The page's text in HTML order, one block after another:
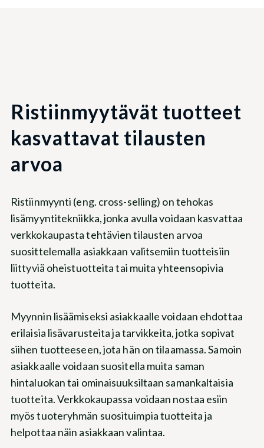
Ristiinmyytävät tuotteet
kasvattavat tilausten
arvoa
Ristiinmyynti (eng. cross-selling) on tehokas
lisämyyntitekniikka, jonka avulla voidaan kasvattaa
verkkokaupasta tehtävien tilausten arvoa
suosittelemalla asiakkaan valitsemiin tuotteisiin
liittyviä oheistuotteita tai muita yhteensopivia
tuotteita.
Myynnin lisäämiseksi asiakkaalle voidaan ehdottaa
erilaisia lisävarusteita ja tarvikkeita, jotka sopivat
siihen tuotteeseen, jota hän on tilaamassa. Samoin
asiakkaalle voidaan suositella muita saman
hintaluokan tai ominaisuuksiltaan samankaltaisia
tuotteita. Verkkokaupassa voidaan nostaa esiin
myös tuoteryhmän suosituimpia tuotteita ja
helpottaa näin asiakkaan valintaa.